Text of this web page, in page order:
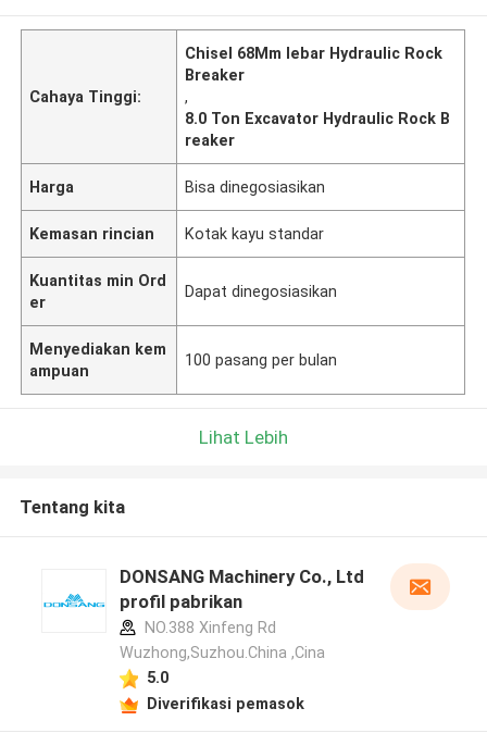
Cahaya Tinggi:
Chisel 68Mm lebar Hydraulic Rock
Breaker
,
8.0 Ton Excavator Hydraulic Rock B
reaker
Harga Bisa dinegosiasikan
Kemasan rincian Kotak kayu standar
Kuantitas min Ord
er
Dapat dinegosiasikan
Menyediakan kem
ampuan
100 pasang per bulan
Lihat Lebih
Tentang kita
DONSANG Machinery Co., Ltd
profil pabrikan
NO.388 Xinfeng Rd
Wuzhong,Suzhou.China ,Cina
5.0
Diverifikasi pemasok